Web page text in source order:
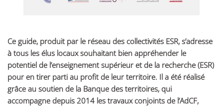
Ce guide, produit par le réseau des collectivités ESR, s’adresse
à tous les élus locaux souhaitant bien appréhender le
potentiel de l’enseignement supérieur et de la recherche (ESR)
pour en tirer parti au profit de leur territoire. Il a été réalisé
grâce au soutien de la Banque des territoires, qui
accompagne depuis 2014 les travaux conjoints de l’AdCF,